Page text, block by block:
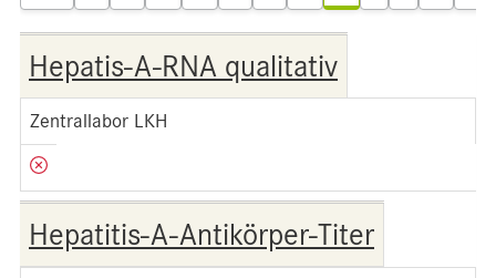
Hepatis-A-RNA qualitativ
Zentrallabor LKH
Hepatitis-A-Antikörper-Titer